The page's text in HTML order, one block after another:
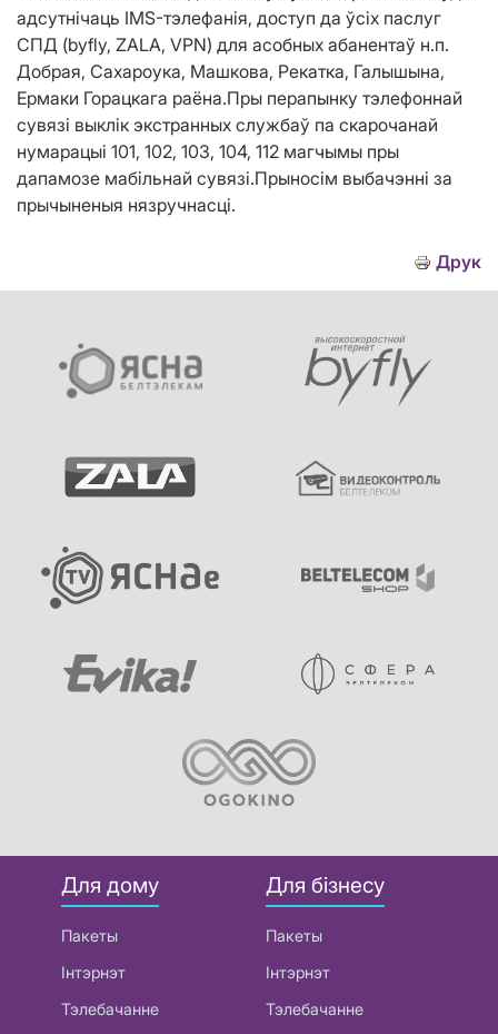
адсутнічаць IMS-тэлефанія, доступ да ўсіх паслуг
СПД (byfly, ZALA, VPN) для асобных абанентаў н.п.
Добрая, Сахароука, Машкова, Рекатка, Галышына,
Ермаки Горацкага раёна.Пры перапынку тэлефоннай
сувязі выклік экстранных службаў па скарочанай
нумарацыі 101, 102, 103, 104, 112 магчымы пры
дапамозе мабільнай сувязі.Прыносім выбачэнні за
прычыненыя нязручнасці.
Друк
Для дому
Пакеты
Інтэрнэт
Тэлебачанне
Для бізнесу
Пакеты
Інтэрнэт
Тэлебачанне